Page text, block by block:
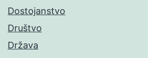
Dostojanstvo
Društvo
Država